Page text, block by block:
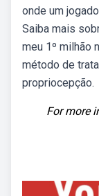
onde um
Saiba mais
meu 1º milhão
método de
propriocepção.
For more